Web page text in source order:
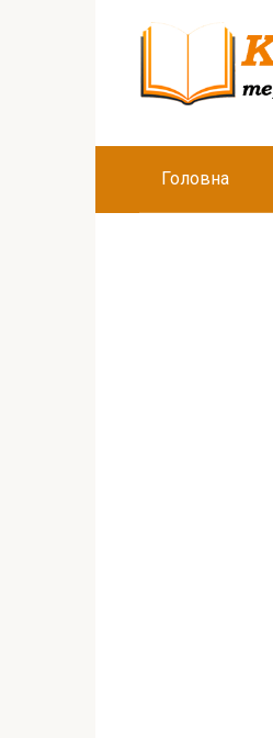
Головна